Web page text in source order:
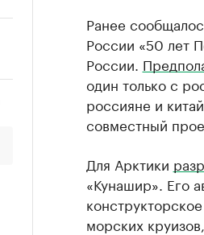
Ранее
России «50 лет
России.
один только с
россияне и
совместный
Для Арктики
«Кунашир». Его
морских